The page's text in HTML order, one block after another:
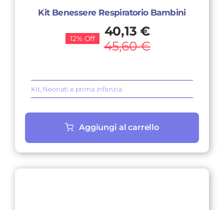
Kit Benessere Respiratorio Bambini
45,60€
Il
prezzo
40,13€
Il
prezzo
12% Off
Kit, Neonati e prima infanzia
Aggiungi al carrello